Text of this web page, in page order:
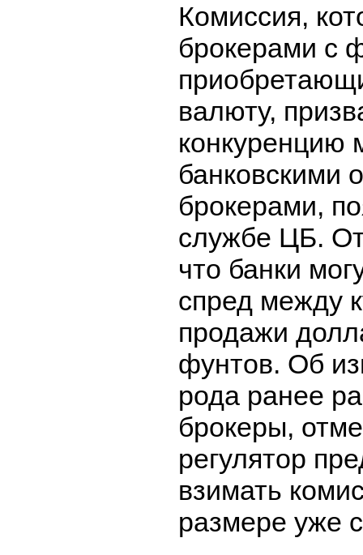
Комиссия,
брокерами с
валюту,
конкуренцию
банковскими
брокерами,
службе ЦБ.
что банки
спред между
продажи
фунтов. Об
рода ранее
брокеры,
регулятор
взимать
размере уже